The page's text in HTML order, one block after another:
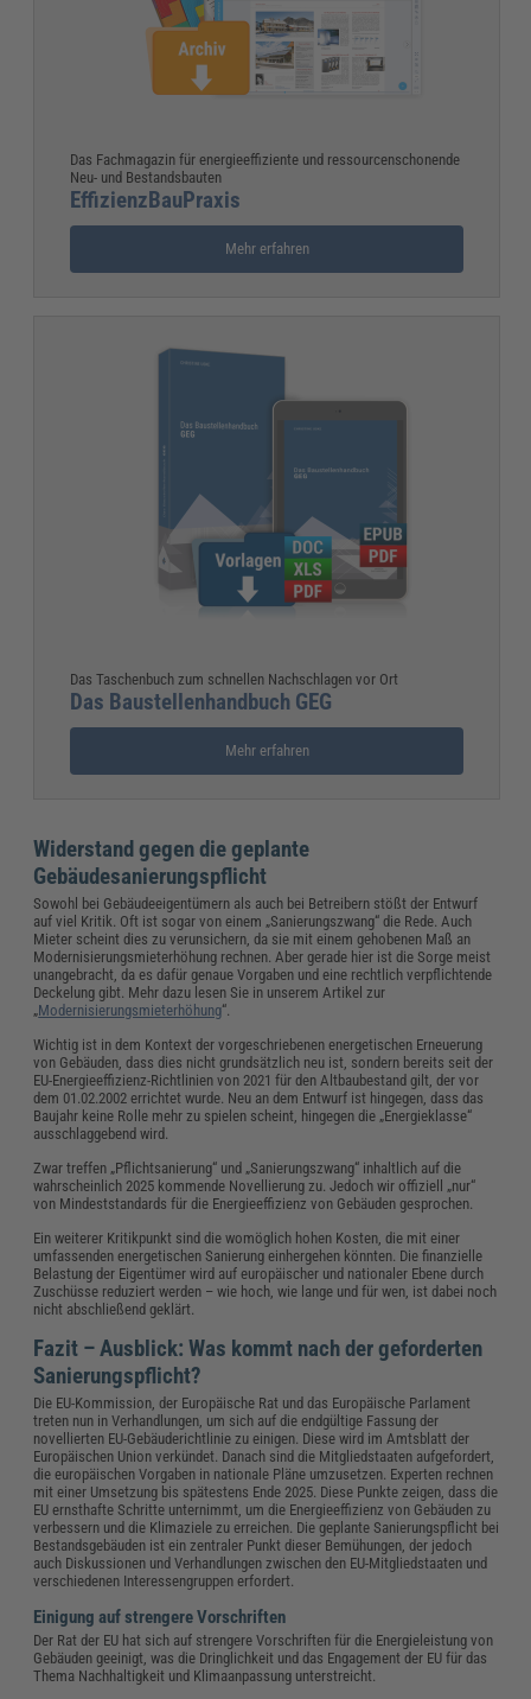
Das Fachmagazin für energieeffiziente und ressourcenschonende
Neu- und Bestandsbauten
EffizienzBauPraxis
Mehr erfahren
Das Taschenbuch zum schnellen Nachschlagen vor Ort
Das Baustellenhandbuch GEG
Mehr erfahren
Widerstand gegen die geplante
Gebäudesanierungspflicht
Sowohl bei Gebäudeeigentümern als auch bei Betreibern stößt der Entwurf
auf viel Kritik. Oft ist sogar von einem „Sanierungszwang“ die Rede. Auch
Mieter scheint dies zu verunsichern, da sie mit einem gehobenen Maß an
Modernisierungsmieterhöhung rechnen. Aber gerade hier ist die Sorge meist
unangebracht, da es dafür genaue Vorgaben und eine rechtlich verpflichtende
Deckelung gibt. Mehr dazu lesen Sie in unserem Artikel zur
„Modernisierungsmieterhöhung“.
Wichtig ist in dem Kontext der vorgeschriebenen energetischen Erneuerung
von Gebäuden, dass dies nicht grundsätzlich neu ist, sondern bereits seit der
EU-Energieeffizienz-Richtlinien von 2021 für den Altbaubestand gilt, der vor
dem 01.02.2002 errichtet wurde. Neu an dem Entwurf ist hingegen, dass das
Baujahr keine Rolle mehr zu spielen scheint, hingegen die „Energieklasse“
ausschlaggebend wird.
Zwar treffen „Pflichtsanierung“ und „Sanierungszwang“ inhaltlich auf die
wahrscheinlich 2025 kommende Novellierung zu. Jedoch wir offiziell „nur“
von Mindeststandards für die Energieeffizienz von Gebäuden gesprochen.
Ein weiterer Kritikpunkt sind die womöglich hohen Kosten, die mit einer
umfassenden energetischen Sanierung einhergehen könnten. Die finanzielle
Belastung der Eigentümer wird auf europäischer und nationaler Ebene durch
Zuschüsse reduziert werden – wie hoch, wie lange und für wen, ist dabei noch
nicht abschließend geklärt.
Fazit – Ausblick: Was kommt nach der geforderten
Sanierungspflicht?
Die EU-Kommission, der Europäische Rat und das Europäische Parlament
treten nun in Verhandlungen, um sich auf die endgültige Fassung der
novellierten EU-Gebäuderichtlinie zu einigen. Diese wird im Amtsblatt der
Europäischen Union verkündet. Danach sind die Mitgliedstaaten aufgefordert,
die europäischen Vorgaben in nationale Pläne umzusetzen. Experten rechnen
mit einer Umsetzung bis spätestens Ende 2025. Diese Punkte zeigen, dass die
EU ernsthafte Schritte unternimmt, um die Energieeffizienz von Gebäuden zu
verbessern und die Klimaziele zu erreichen. Die geplante Sanierungspflicht bei
Bestandsgebäuden ist ein zentraler Punkt dieser Bemühungen, der jedoch
auch Diskussionen und Verhandlungen zwischen den EU-Mitgliedstaaten und
verschiedenen Interessengruppen erfordert.
Einigung auf strengere Vorschriften
Der Rat der EU hat sich auf strengere Vorschriften für die Energieleistung von
Gebäuden geeinigt, was die Dringlichkeit und das Engagement der EU für das
Thema Nachhaltigkeit und Klimaanpassung unterstreicht.